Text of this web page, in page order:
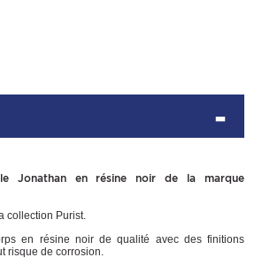
Jonathan en résine noir de la marque
collection Purist.
en résine noir de qualité avec des finitions
risque de corrosion.